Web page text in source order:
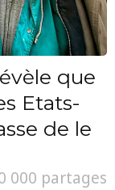
que
Etats-
de le
000 partages